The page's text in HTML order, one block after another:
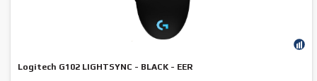
Logitech G102 LIGHTSYNC - BLACK - EER